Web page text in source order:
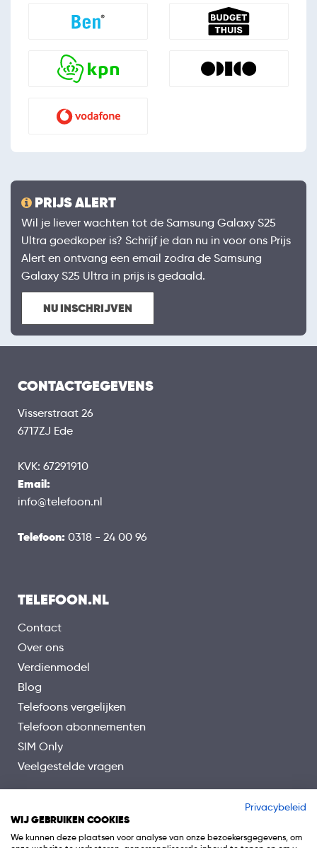
PRIJS ALERT
Wil je liever wachten tot de Samsung Galaxy S25
Ultra goedkoper is? Schrijf je dan nu in voor ons Prijs
Alert en ontvang een email zodra de Samsung
Galaxy S25 Ultra in prijs is gedaald.
NU INSCHRIJVEN
CONTACTGEGEVENS
Visserstraat 26
6717ZJ Ede
KVK: 67291910
Email:
info@telefoon.nl
Telefoon: 0318 - 24 00 96
TELEFOON.NL
Contact
Over ons
Verdienmodel
Blog
Telefoons vergelijken
Telefoon abonnementen
SIM Only
Veelgestelde vragen
Privacybeleid
WIJ GEBRUIKEN COOKIES
We kunnen deze plaatsen voor analyse van onze bezoekersgegevens, om